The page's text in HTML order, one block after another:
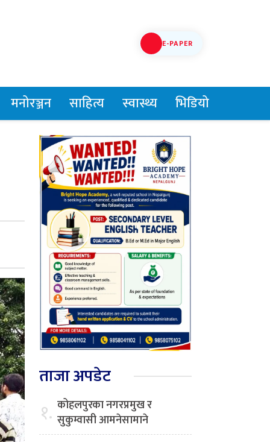
E-PAPER
मनोरञ्जन साहित्य स्वास्थ्य भिडियो
ताजा अपडेट
१. कोहलपुरका नगरप्रमुख र
सुकुम्वासी आमनेसामाने